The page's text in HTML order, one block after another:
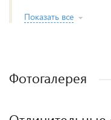
Показать все
Фотогалерея